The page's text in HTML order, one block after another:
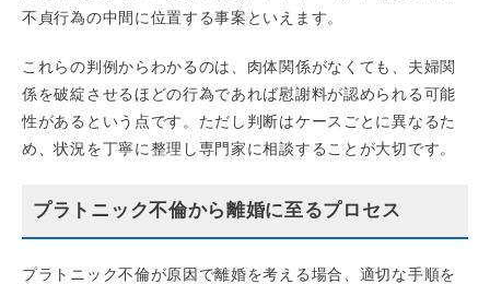
不貞行為の中間に位置する事案といえます。
これらの判例からわかるのは、肉体関係がなくても、夫婦関
係を破綻させるほどの行為であれば慰謝料が認められる可能
性があるという点です。ただし判断はケースごとに異なるた
め、状況を丁寧に整理し専門家に相談することが大切です。
プラトニック不倫から離婚に至るプロセス
プラトニック不倫が原因で離婚を考える場合、適切な手順を